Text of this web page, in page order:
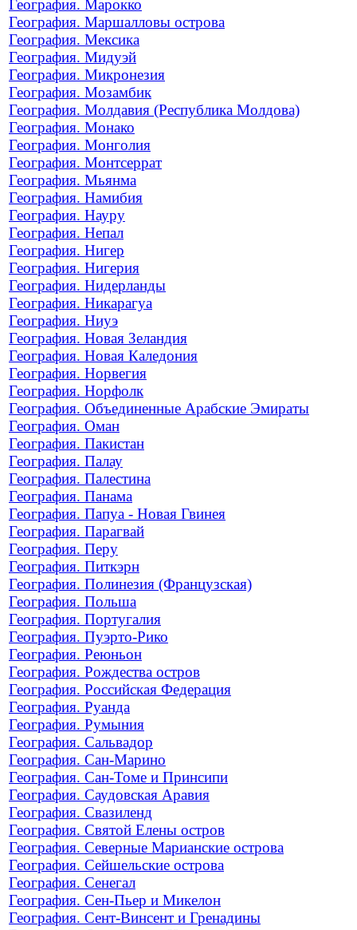
География. Марокко
География. Маршалловы острова
География. Мексика
География. Мидуэй
География. Микронезия
География. Мозамбик
География. Молдавия (Республика Молдова)
География. Монако
География. Монголия
География. Монтсеррат
География. Мьянма
География. Намибия
География. Науру
География. Непал
География. Нигер
География. Нигерия
География. Нидерланды
География. Никарагуа
География. Ниуэ
География. Новая Зеландия
География. Новая Каледония
География. Норвегия
География. Норфолк
География. Объединенные Арабские Эмираты
География. Оман
География. Пакистан
География. Палау
География. Палестина
География. Панама
География. Папуа - Новая Гвинея
География. Парагвай
География. Перу
География. Питкэрн
География. Полинезия (Французская)
География. Польша
География. Португалия
География. Пуэрто-Рико
География. Реюньон
География. Рождества остров
География. Российская Федерация
География. Руанда
География. Румыния
География. Сальвадор
География. Сан-Марино
География. Сан-Томе и Принсипи
География. Саудовская Аравия
География. Свазиленд
География. Святой Елены остров
География. Северные Марианские острова
География. Сейшельские острова
География. Сенегал
География. Сен-Пьер и Микелон
География. Сент-Винсент и Гренадины